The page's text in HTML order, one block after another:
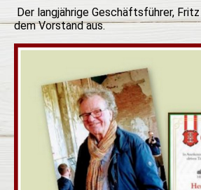
Der langjährige Geschäftsführer,
dem Vorstand aus.